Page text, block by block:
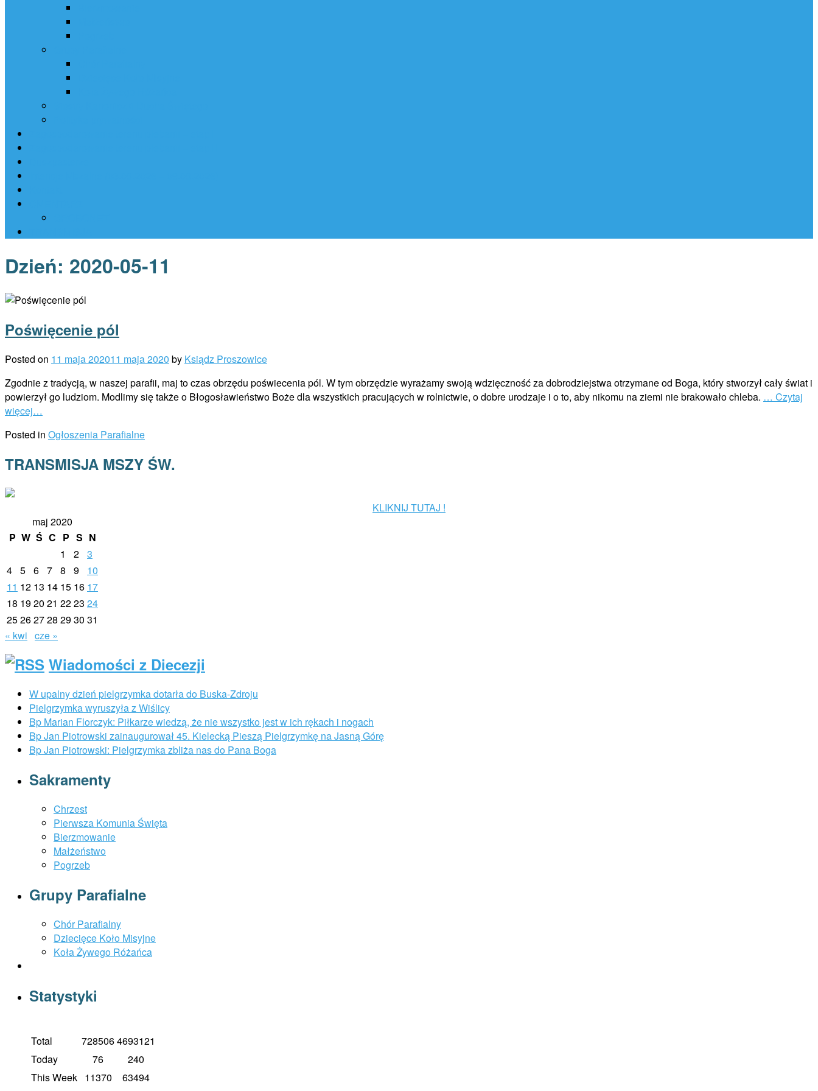
Dzień: 2020-05-11
Poświęcenie pól
Posted on 11 maja 202011 maja 2020 by Ksiądz Proszowice
Zgodnie z tradycją, w naszej parafii, maj to czas obrzędu poświecenia pól. W tym obrzędzie wyrażamy swoją wdzięczność za dobrodziejstwa otrzymane od Boga, który stworzył cały świat i
powierzył go ludziom. Modlimy się także o Błogosławieństwo Boże dla wszystkich pracujących w rolnictwie, o dobre urodzaje i o to, aby nikomu na ziemi nie brakowało chleba. … Czytaj
więcej…
Posted in Ogłoszenia Parafialne
TRANSMISJA MSZY ŚW.
KLIKNIJ TUTAJ !
maj 2020
P W Ś C P S N
1
2 3
4 5 6 7 8 9
10
11 12 13 14 15 16 17
18 1920 21 2223 24
25262728 2930 31
« kwi cze »
Wiadomości z Diecezji
W upalny dzień pielgrzymka dotarła do Buska-Zdroju
Pielgrzymka wyruszyła z Wiślicy
Bp Marian Florczyk: Piłkarze wiedzą, że nie wszystko jest w ich rękach i nogach
Bp Jan Piotrowski zainaugurował 45. Kielecką Pieszą Pielgrzymkę na Jasną Górę
Bp Jan Piotrowski: Pielgrzymka zbliża nas do Pana Boga
Sakramenty
Chrzest
Pierwsza Komunia Święta
Bierzmowanie
Małżeństwo
Pogrzeb
Grupy Parafialne
Chór Parafialny
Dziecięce Koło Misyjne
Koła Żywego Różańca
Statystyki
Total 7285064693121
Today
76
240
This Week 11370
63494